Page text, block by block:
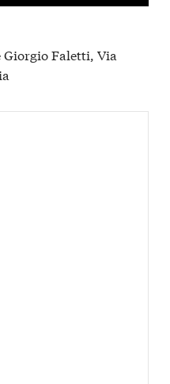
Faletti, Via